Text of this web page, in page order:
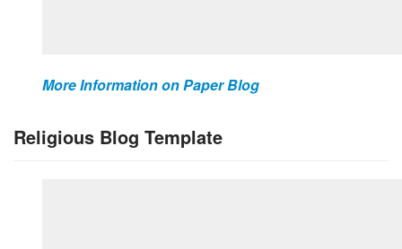
More Information on Paper Blog
Religious Blog Template